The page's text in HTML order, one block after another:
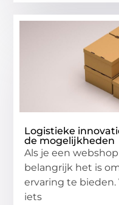
Logistieke
de mogelijkheden
Als je een
belangrijk het is
ervaring te
iets